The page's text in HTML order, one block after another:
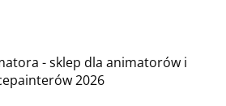
- sklep dla animatorów i
2026